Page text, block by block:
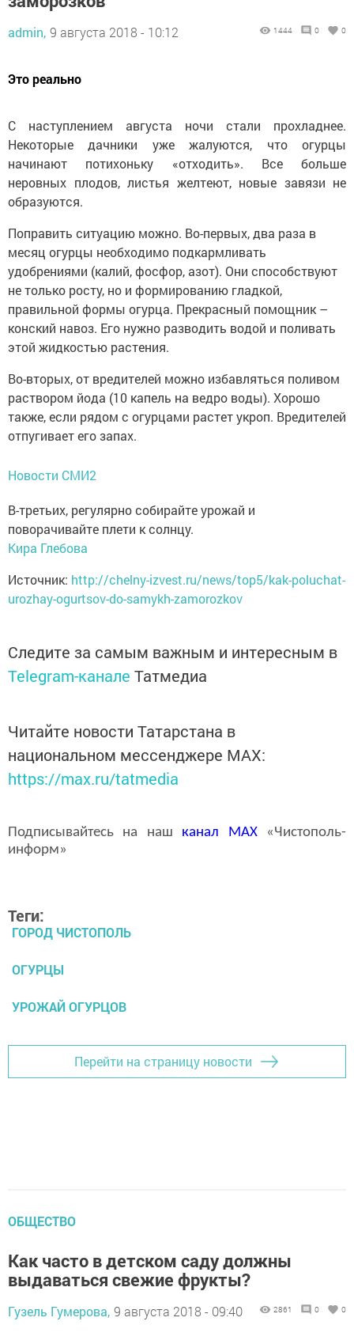
admin, 9 августа 2018 - 10:12 1444 0 0
Это реально
С наступлением августа ночи стали прохладнее.
Некоторые дачники уже жалуются, что огурцы
начинают потихоньку «отходить». Все больше
неровных плодов, листья желтеют, новые завязи не
образуются.
Поправить ситуацию можно. Во-первых, два раза в
месяц огурцы необходимо подкармливать
удобрениями (калий, фосфор, азот). Они способствуют
не только росту, но и формированию гладкой,
правильной формы огурца. Прекрасный помощник –
конский навоз. Его нужно разводить водой и поливать
этой жидкостью растения.
Во-вторых, от вредителей можно избавляться поливом
раствором йода (10 капель на ведро воды). Хорошо
также, если рядом с огурцами растет укроп. Вредителей
отпугивает его запах.
Новости СМИ2
В-третьих, регулярно собирайте урожай и
поворачивайте плети к солнцу.
Кира Глебова
Источник: http://chelny-izvest.ru/news/top5/kak-poluchat-
urozhay-ogurtsov-do-samykh-zamorozkov
Следите за самым важным и интересным в
Telegram-канале Татмедиа
Читайте новости Татарстана в
национальном мессенджере MАХ:
https://max.ru/tatmedia
Подписывайтесь на наш канал MAX«Чистополь-
информ»
Теги:
ГОРОД ЧИСТОПОЛЬ
ОГУРЦЫ
УРОЖАЙ ОГУРЦОВ
Перейти на страницу новости
ОБЩЕСТВО
Как часто в детском саду должны
выдаваться свежие фрукты?
Гузель Гумерова, 9 августа 2018 - 09:40 2861 0 0